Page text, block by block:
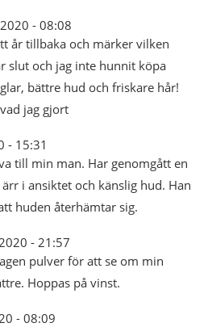
- 08:08
år tillbaka och märker vilken
slut och jag inte hunnit köpa
bättre hud och friskare hår!
jag gjort
- 15:31
till min man. Har genomgått en
i ansiktet och känslig hud. Han
huden återhämtar sig.
- 21:57
pulver för att se om min
Hoppas på vinst.
- 08:09